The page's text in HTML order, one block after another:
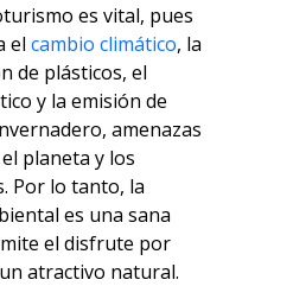
es vital, pues
el cambio climático, la
de plásticos, el
y la emisión de
amenazas
planeta y los
Por lo tanto, la
es una sana
el disfrute por
atractivo natural.